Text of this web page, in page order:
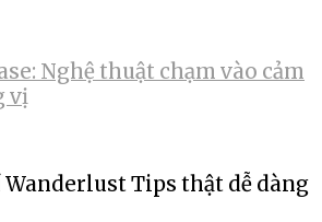
Nghệ thuật chạm vào cảm
vị
Tips thật dễ dàng